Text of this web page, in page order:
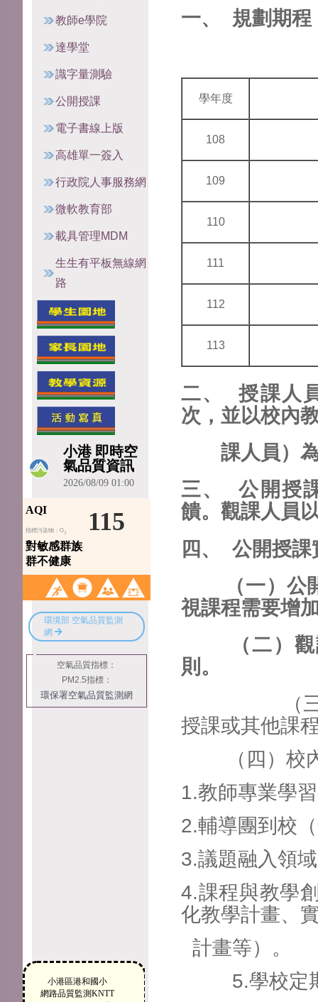
教師e學院
達學堂
識字量測驗
公開授課
電子書線上版
高雄單一簽入
行政院人事服務網
微軟教育部
載具管理MDM
生生有平板無線網
路
空氣品質指標：
PM2.5指標：
環保署空氣品質監測網
一、 規劃期程
學年度
108
109
110
111
112
113
二、 授課人
次，並以校內
課人員）為
三、 公開授
饋。觀課人員
四、 公開授課
（一）公開
視課程需要增
（二）觀課
則。
（三）學
授課或其他課
（四）校內
1.教師專業學
2.輔導團到校
3.議題融入領
4.課程與教學
化教學計畫、
計畫等）。
5.學校定期